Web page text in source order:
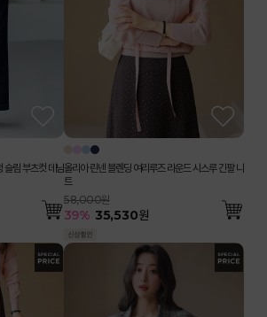
림 부츠컷 데님올리아 린넨 블렌딩 여리루즈 라운드 시스루 긴팔 니
트
58,000원
39% 35,530원